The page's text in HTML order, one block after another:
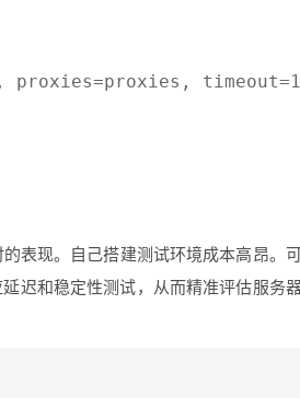
proxies=proxies,
表现。自己搭建测试环境成本高昂。
迟和稳定性测试，从而精准评估服务